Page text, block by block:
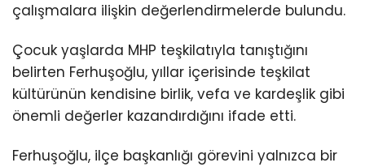
çalışmalara ilişkin değerlendirmelerde bulundu.
Çocuk yaşlarda MHP teşkilatıyla tanıştığını
belirten Ferhuşoğlu, yıllar içerisinde teşkilat
kültürünün kendisine birlik, vefa ve kardeşlik gibi
önemli değerler kazandırdığını ifade etti.
Ferhuşoğlu, ilçe başkanlığı görevini yalnızca bir